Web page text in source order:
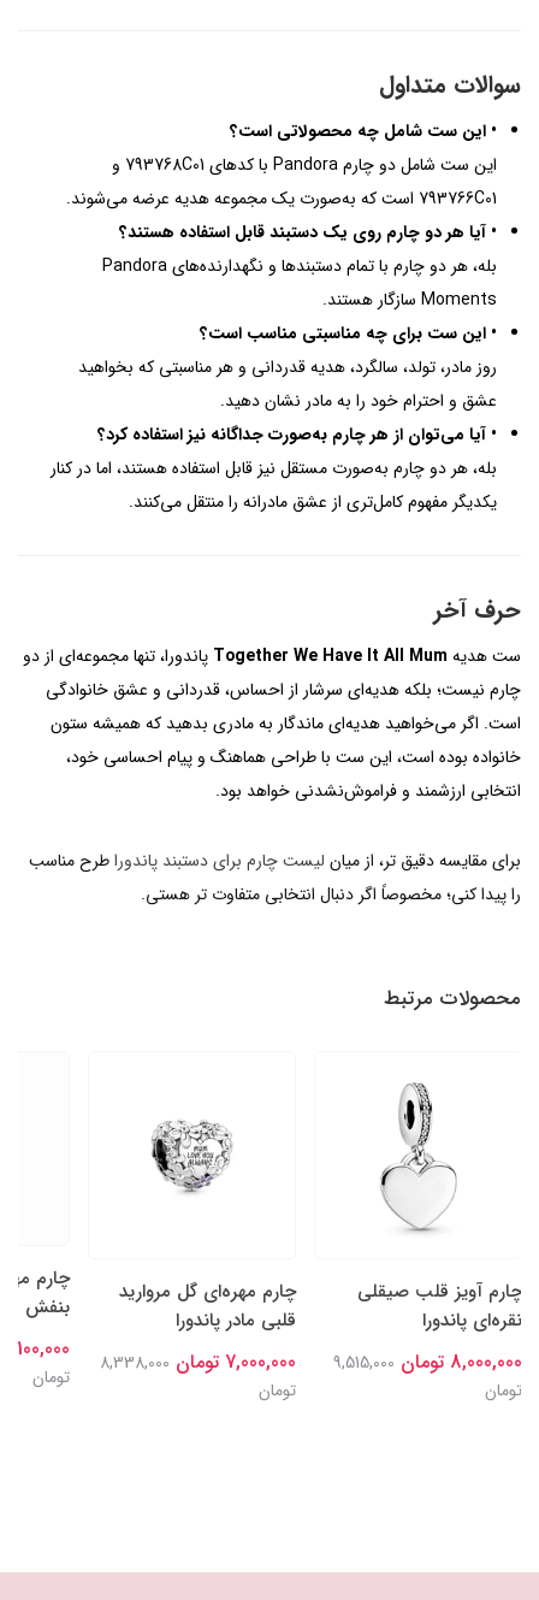
سوالات متداول
• این ست شامل چه محصولاتی است؟
این ست شامل دو چارم Pandora با کدهای 793768C01 و
793766C01 است که به‌صورت یک مجموعه هدیه عرضه می‌شوند.
• آیا هر دو چارم روی یک دستبند قابل استفاده هستند؟
بله، هر دو چارم با تمام دستبندها و نگهدارنده‌های Pandora
Moments سازگار هستند.
• این ست برای چه مناسبتی مناسب است؟
روز مادر، تولد، سالگرد، هدیه قدردانی و هر مناسبتی که بخواهید
عشق و احترام خود را به مادر نشان دهید.
• آیا می‌توان از هر چارم به‌صورت جداگانه نیز استفاده کرد؟
بله، هر دو چارم به‌صورت مستقل نیز قابل استفاده هستند، اما در کنار
یکدیگر مفهوم کامل‌تری از عشق مادرانه را منتقل می‌کنند.
حرف آخر
ست هدیه Together We Have It All Mum پاندورا، تنها مجموعه‌ای از دو
چارم نیست؛ بلکه هدیه‌ای سرشار از احساس، قدردانی و عشق خانوادگی
است. اگر می‌خواهید هدیه‌ای ماندگار به مادری بدهید که همیشه ستون
خانواده بوده است، این ست با طراحی هماهنگ و پیام احساسی خود،
انتخابی ارزشمند و فراموش‌نشدنی خواهد بود.
برای مقایسه دقیق تر، از میان لیست چارم برای دستبند پاندوراطرح مناسب
را پیدا کنی؛ مخصوصاً اگر دنبال انتخابی متفاوت تر هستی.
محصولات مرتبط
چارم آویز قلب صیقلی
نقره‌ای پاندورا
8,000,000 تومان
9,515,000
تومان
چارم مهره‌ای گل‌ مروارید
قلبی مادر پاندورا
7,000,000 تومان
8,338,000
تومان
چارم
بنفش
7,100,000 تومان
تومان